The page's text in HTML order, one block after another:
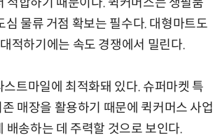
물류 거점 확보는 필수다. 대형마트도
적하기에는 속도 경쟁에서 밀린다.
트마일에 최적화돼 있다. 슈퍼마켓 특
매장을 활용하기 때문에 퀵커머스 사업
송하는 데 주력할 것으로 보인다.